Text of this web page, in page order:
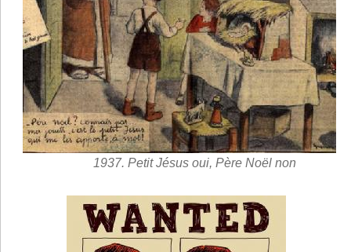
1937. Petit Jésus oui, Père Noël non